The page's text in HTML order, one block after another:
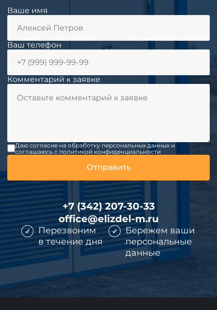
Ваше имя
Ваш телефон
Комментарий к заявке
Даю согласие на обработку персональных данных и
соглашаюсь c политикой конфиденциальности
+7 (342) 207-30-33
office@elizdel-m.ru
Перезвоним
в течение дня
Бережем ваши
персональные
данные